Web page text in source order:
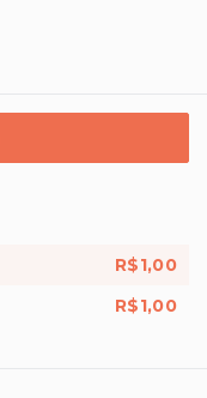
R$1,00
R$1,00